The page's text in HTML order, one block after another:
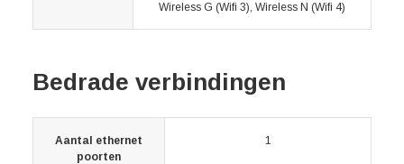
Wireless G (Wifi 3), Wireless N (Wifi 4)
Bedrade verbindingen
Aantal ethernet
poorten
1